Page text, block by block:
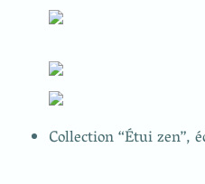
Collection “Étui zen”,